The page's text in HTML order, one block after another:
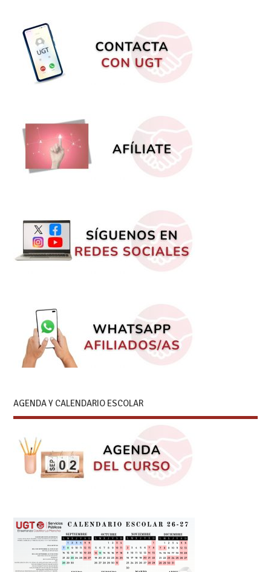
AGENDA Y CALENDARIO ESCOLAR